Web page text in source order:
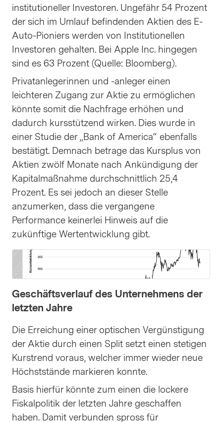
institutioneller Investoren. Ungefähr 54 Prozent
der sich im Umlauf befindenden Aktien des E-
Auto-Pioniers werden von Institutionellen
Investoren gehalten. Bei Apple Inc. hingegen
sind es 63 Prozent (Quelle: Bloomberg).
Privatanlegerinnen und -anleger einen
leichteren Zugang zur Aktie zu ermöglichen
könnte somit die Nachfrage erhöhen und
dadurch kursstützend wirken. Dies wurde in
einer Studie der „Bank of America“ ebenfalls
bestätigt. Demnach betrage das Kursplus von
Aktien zwölf Monate nach Ankündigung der
Kapitalmaßnahme durchschnittlich 25,4
Prozent. Es sei jedoch an dieser Stelle
anzumerken, dass die vergangene
Performance keinerlei Hinweis auf die
zukünftige Wertentwicklung gibt.
Geschäftsverlauf des Unternehmens der
letzten Jahre
Die Erreichung einer optischen Vergünstigung
der Aktie durch einen Split setzt einen stetigen
Kurstrend voraus, welcher immer wieder neue
Höchststände markieren konnte.
Basis hierfür könnte zum einen die lockere
Fiskalpolitik der letzten Jahre geschaffen
haben. Damit verbunden spross für